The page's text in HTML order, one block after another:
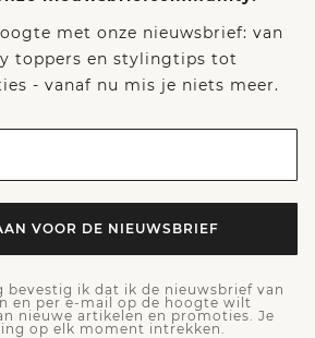
met onze nieuwsbrief: van
toppers en stylingtips tot
- vanaf nu mis je niets meer.
VOOR DE NIEUWSBRIEF
bevestig ik dat ik de nieuwsbrief van
en per e-mail op de hoogte wilt
nieuwe artikelen en promoties. Je
op elk moment intrekken.